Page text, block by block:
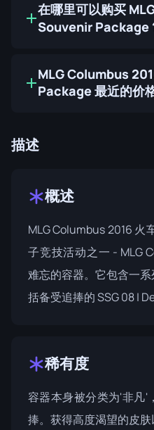
在哪里可以购买
Souvenir Package
MLG Columbus
Package 最近的价
描述
概述
MLG Columbus 2016 火
子竞技活动之一 - MLG
难忘的容器。它包含一
括备受追捧的 SSG 08 |
稀有度
容器本身被分类为'非凡'
捧。获得高度渴望的皮